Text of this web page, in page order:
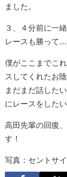
ました。
３、４分前に一
レースも勝って
僕がここまでこ
スしてくれたお
まだまだ話した
にレースをしたい
高田先輩の回復
す！
写真：セントサ